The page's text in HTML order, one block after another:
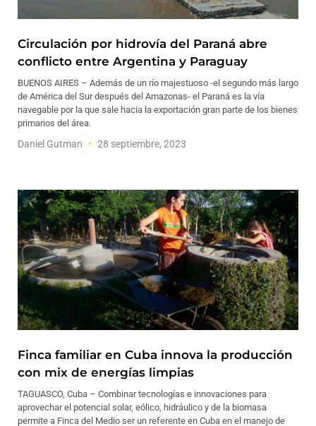
Circulación por hidrovía del Paraná abre
conflicto entre Argentina y Paraguay
BUENOS AIRES – Además de un río majestuoso -el segundo más largo
de América del Sur después del Amazonas- el Paraná es la vía
navegable por la que sale hacia la exportación gran parte de los bienes
primarios del área.
Daniel Gutman 28 septiembre, 2023
Finca familiar en Cuba innova la producción
con mix de energías limpias
TAGUASCO, Cuba – Combinar tecnologías e innovaciones para
aprovechar el potencial solar, eólico, hidráulico y de la biomasa
permite a Finca del Medio ser un referente en Cuba en el manejo de